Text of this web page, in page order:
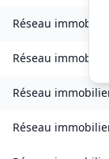
Réseau immobilier
Réseau immobilier
Réseau
Réseau